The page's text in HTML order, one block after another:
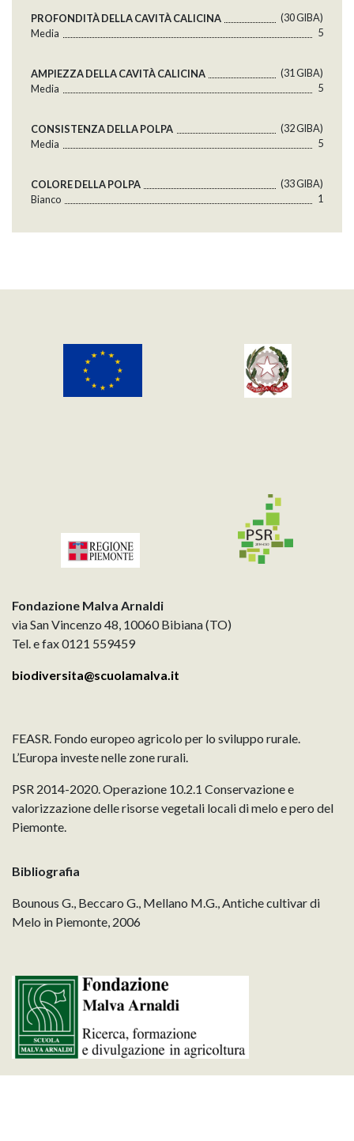
PROFONDITÀ DELLA CAVITÀ CALICINA
(30 GlBA)
Media
5
AMPIEZZA DELLA CAVITÀ CALICINA
(31 GlBA)
Media
5
CONSISTENZA DELLA POLPA
(32 GlBA)
Media
5
COLORE DELLA POLPA
(33 GlBA)
Bianco
1
Fondazione Malva Arnaldi
via San Vincenzo 48, 10060 Bibiana (TO)
Tel. e fax 0121 559459
biodiversita@scuolamalva.it
FEASR. Fondo europeo agricolo per lo sviluppo rurale.
L’Europa investe nelle zone rurali.
PSR 2014-2020. Operazione 10.2.1 Conservazione e
valorizzazione delle risorse vegetali locali di melo e pero del
Piemonte.
Bibliografia
Bounous G., Beccaro G., Mellano M.G., Antiche cultivar di
Melo in Piemonte, 2006